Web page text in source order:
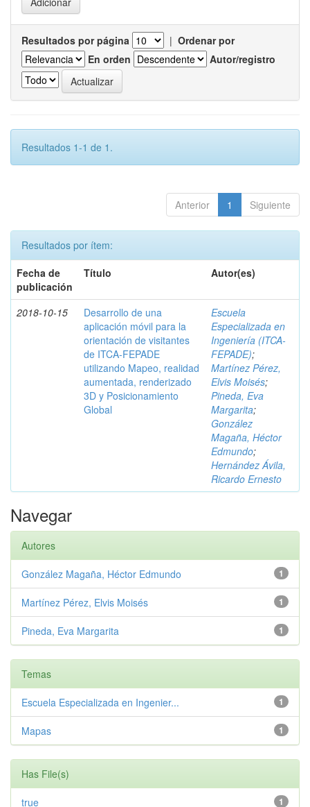
Resultados por página | Ordenar por
En orden
Autor/registro
Resultados 1-1 de 1.
Anterior 1 Siguiente
Resultados por ítem:
Fecha de
publicación
Título Autor(es)
2018-10-15
Desarrollo de una
aplicación móvil para la
orientación de visitantes
de ITCA-FEPADE
utilizando Mapeo, realidad
aumentada, renderizado
3D y Posicionamiento
Global
Escuela
Especializada en
Ingeniería (ITCA-
FEPADE);
Martínez Pérez,
Elvis Moisés;
Pineda, Eva
Margarita;
González
Magaña, Héctor
Edmundo;
Hernández Ávila,
Ricardo Ernesto
Navegar
Autores
1
González Magaña, Héctor Edmundo
1
Martínez Pérez, Elvis Moisés
1
Pineda, Eva Margarita
Temas
1
Escuela Especializada en Ingenier...
1
Mapas
Has File(s)
1
true